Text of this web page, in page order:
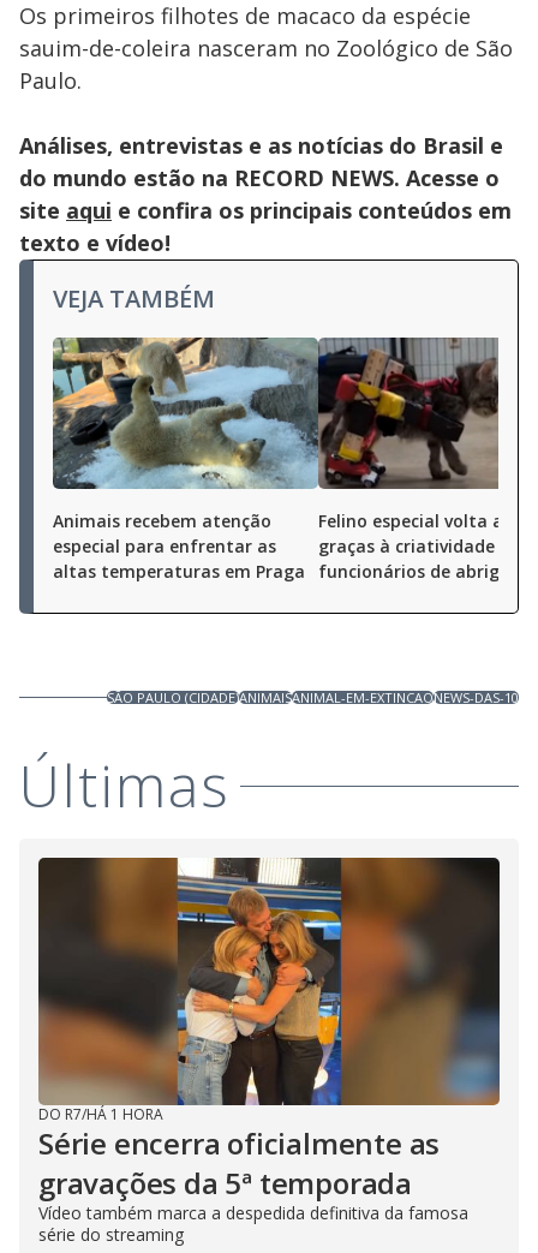
Os primeiros filhotes de macaco da espécie
sauim-de-coleira nasceram no Zoológico de São
Paulo.
Análises, entrevistas e as notícias do Brasil e
do mundo estão na RECORD NEWS. Acesse o
site aqui e confira os principais conteúdos em
texto e vídeo!
VEJA TAMBÉM
Animais recebem atenção
especial para enfrentar as
altas temperaturas em Praga
Felino especial volta a
graças à criatividade de
funcionários de abrigo
SÃO PAULO (CIDADE)ANIMAISANIMAL-EM-EXTINCAONEWS-DAS-10
Últimas
DO R7/HÁ 1 HORA
Série encerra oficialmente as
gravações da 5ª temporada
Vídeo também marca a despedida definitiva da famosa
série do streaming